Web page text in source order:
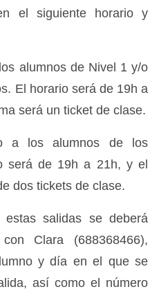
el siguiente horario y
alumnos de Nivel 1 y/o
El horario será de 19h a
será un ticket de clase.
a los alumnos de los
será de 19h a 21h, y el
dos tickets de clase.
salidas se deberá
Clara (688368466),
y día en el que se
así como el número